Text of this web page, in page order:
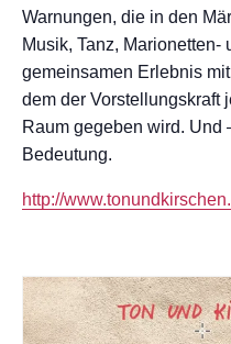
Warnungen, die in den
Musik, Tanz,
gemeinsamen Erlebnis
dem der Vorstellungskraft
Raum gegeben wird. Und
Bedeutung.
http://